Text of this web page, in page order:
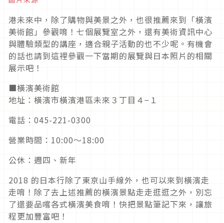
港未來中，除了購物與美景之外，也很推薦來到「橫濱
美術館」參觀唷！七個展覽室之外，還有美術資訊中心
與體驗類型的講座，適合親子活動的也不少呢。有機會
的話也請到這裡參觀一下當期的展覽與日本照片的相關
展示吧！
■橫濱美術館
地址：橫濱市橫濱港區未來３丁目４−１
電話：045-221-0300
營業時間：10:00〜18:00
公休：週四、新年
2018 的日本行除了東京山手線外，也可以來到橫濱走
走唷！除了去上述推薦的橫濱景點走走逛逛之外，別忘
了還要品嚐各式橫濱美食唷！快把景點筆記下來，讓旅
程更加豐富吧！